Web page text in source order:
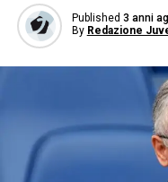
Published 3 anni
By Redazione